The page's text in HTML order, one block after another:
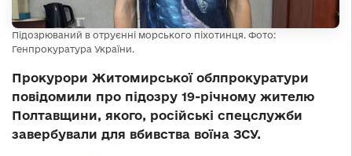
Підозрюваний в отруєнні морського піхотинця. Фото:
Генпрокуратура України.
Прокурори Житомирської облпрокуратури
повідомили про підозру 19-річному жителю
Полтавщини, якого, російські спецслужби
завербували для вбивства воїна ЗСУ.